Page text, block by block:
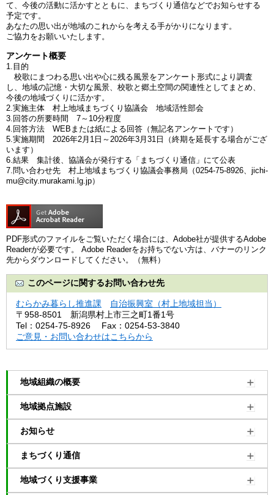
て、今後の活動に活かすとともに、まちづくり通信などでお知らせする
予定です。
あなたの思い出が地域のこれからを考える手がかりになります。
ご協力をお願いいたします。
アンケート概要
1.目的
校歌にまつわる思い出や心に残る風景をアンケート形式により調査
し、地域の記憶・大切な風景、校歌と郷土空間の関連性としてまとめ、
今後の地域づくりに活かす。
2.実施主体 村上地域まちづくり協議会 地域活性部会
3.回答の所要時間 7～10分程度
4.回答方法 WEBまたは紙による回答（無記名アンケートです）
5.実施期間 2026年2月1日～2026年3月31日（終期を延長する場合がござ
います）
6.結果 集計後、協議会が発行する「まちづくり通信」にて公表
7.問い合わせ先 村上地域まちづくり協議会事務局（0254-75-8926、jichi-
mu@city.murakami.lg.jp）
PDF形式のファイルをご覧いただく場合には、Adobe社が提供するAdobe
Readerが必要です。
Adobe Readerをお持ちでない方は、バナーのリンク
先からダウンロードしてください。（無料）
このページに関するお問い合わせ先
むらかみ暮らし推進課
自治振興室（村上地域担当）
〒958-8501
新潟県村上市三之町1番1号
Tel：0254-75-8926
Fax：0254-53-3840
ご意見・お問い合わせはこちらから
地域組織の概要
地域拠点施設
お知らせ
まちづくり通信
地域づくり支援事業